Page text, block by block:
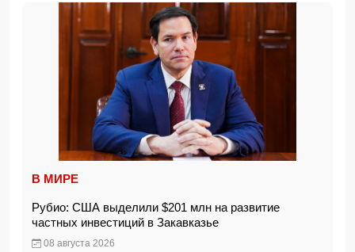
В МИРЕ
Рубио: США выделили $201 млн на развитие
частных инвестиций в Закавказье
08 августа 2026